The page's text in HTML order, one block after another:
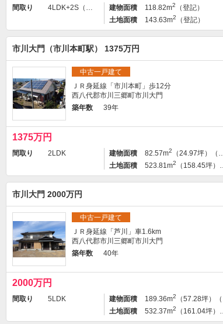
間取り 4LDK+2S（納戸） 建物面積 118.82m2
（登記）
土地面積
143.63m2 （登記）
市川大門（市川本町駅） 1375万円
中古一戸建て
ＪＲ身延線「市川本町」歩12分
西八代郡市川三郷町市川大門
築年数
39年
1375万円
間取り 2LDK 建物面積 82.57m2
（24.97坪）（登記）
土地面積
523.81m2 （158.45坪）（登記）
市川大門 2000万円
中古一戸建て
ＪＲ身延線「芦川」車1.6km
西八代郡市川三郷町市川大門
築年数
40年
2000万円
間取り 5LDK 建物面積 189.36m2
（57.28坪）（登記）
土地面積
532.37m2 （161.04坪）（登記）